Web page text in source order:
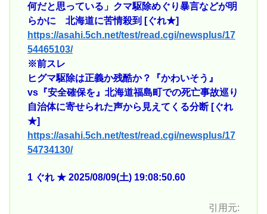
何だと思っている」クマ駆除めぐり暴言などが明
らかに 北海道に苦情殺到 [ぐれ★]
https://asahi.5ch.net/test/read.cgi/newsplus/17
54465103/
※前スレ
ヒグマ駆除は正義か残酷か？『かわいそう』
vs『安全確保を』北海道福島町での死亡事故巡り
自治体に寄せられた声から見えてくる分断 [ぐれ
★]
https://asahi.5ch.net/test/read.cgi/newsplus/17
54734130/
1 ぐれ ★ 2025/08/09(土) 19:08:50.60
引用元: